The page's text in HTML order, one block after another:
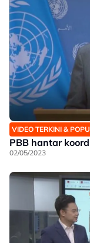
VIDEO TERKINI &
PBB hantar
02/05/2023